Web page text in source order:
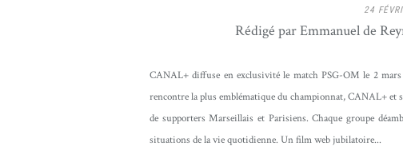
24
Rédigé par Emmanuel de
CANAL+ diffuse en exclusivité le match PSG-OM le 2
rencontre la plus emblématique du championnat, CANAL+ et
de supporters Marseillais et Parisiens. Chaque groupe
situations de la vie quotidienne. Un film web jubilatoire...